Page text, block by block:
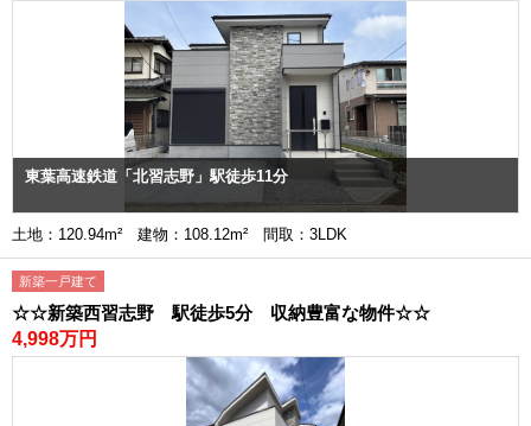
東葉高速鉄道「北習志野」駅徒歩11分
土地：120.94m² 建物：108.12m² 間取：3LDK
新築一戸建て
☆☆新築西習志野 駅徒歩5分 収納豊富な物件☆☆
4,998万円